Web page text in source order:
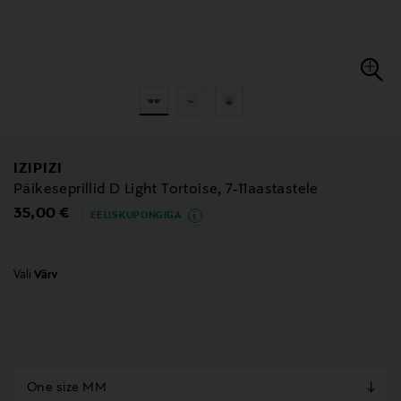
IZIPIZI
Päikeseprillid D Light Tortoise, 7-11aastastele
Original Price
35,00 € EELIS KUPONGIGA
Vali Värv